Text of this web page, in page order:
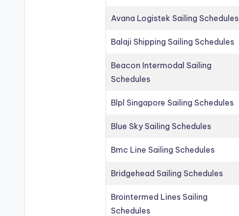
Avana Logistek Sailing Schedules
Balaji Shipping Sailing Schedules
Beacon Intermodal Sailing
Schedules
Blpl Singapore Sailing Schedules
Blue Sky Sailing Schedules
Bmc Line Sailing Schedules
Bridgehead Sailing Schedules
Brointermed Lines Sailing
Schedules